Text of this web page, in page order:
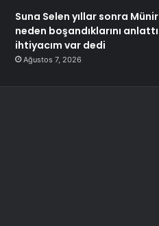
Suna Selen yıllar sonra
neden boşandıklarını
ihtiyacım var dedi
Ağustos 7, 2026